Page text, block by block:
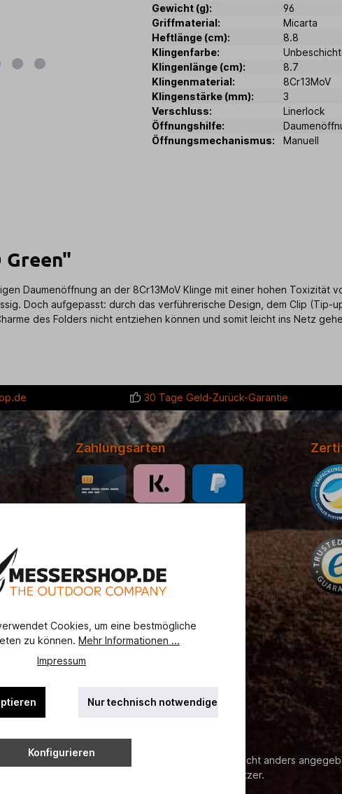
Gewicht (g):
96
Griffmaterial:
Micarta
Heftlänge (cm):
8.8
Klingenfarbe:
Klingenlänge (cm):
8.7
Klingenmaterial:
8Cr13MoV
Klingenstärke (mm):
3
Verschluss:
Linerlock
Öffnungshilfe:
Öffnungsmechanismus:
Manuell
Daumenöffnung an der 8Cr13MoV Klinge mit einer hohen Toxizität
Doch aufgepasst: durch das verführerische Design, dem Clip (Tip-
des Folders nicht entziehen können und somit leicht ins Netz
30 Tage Geld-Zurück-Garantie
Zahlungsarten
und ggf. Nachnahmegebühren, wenn nicht anders
Bilder und Logos sind Eigentum der jeweiligen Besitzer.
Cookies, um eine bestmögliche
zu können. Mehr Informationen ...
Impressum
Nur technisch notwendige
Konfigurieren